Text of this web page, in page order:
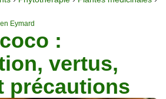
Eymard
:
vertus,
précautions